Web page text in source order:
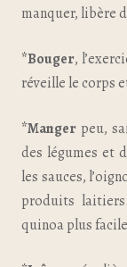
manquer, libère
*Bouger,
réveille le corps
*Manger peu,
des légumes et
les sauces,
produits
quinoa plus